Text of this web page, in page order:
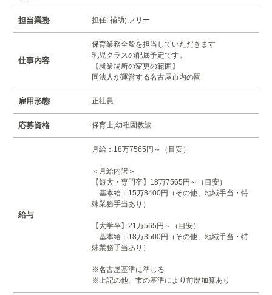
担当業務 担任; 補助; フリー
仕事内容
保育業務全般を担当していただきます
乳児クラスの配属予定です。
【就業場所の変更の範囲】
同法人が運営する名古屋市内の園
雇用形態 正社員
応募資格 保育士,幼稚園教諭
給与
月給：18万7565円～（目安）
＜月給内訳＞
【短大・専門卒】18万7565円～（目安）
基本給：15万8400円（その他、地域手当・特
殊業務手当あり）
【大学卒】21万565円～（目安）
基本給：18万3500円（その他、地域手当・特
殊業務手当あり）
※名古屋基準に準じる
※上記の他、市の基準により前歴加算あり